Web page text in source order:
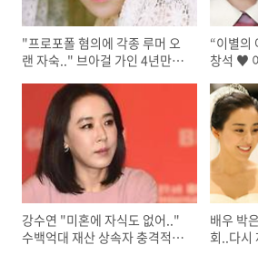
"프로포폴 혐의에 각종 루머 오
랜 자숙.." 브아걸 가인 4년만에
격적인 근황에 모두 깜짝
“이별의
창석 ♥
강수연 "미혼에 자식도 없어.."
수백억대 재산 상속자 충격적인
배우 박
회..다시